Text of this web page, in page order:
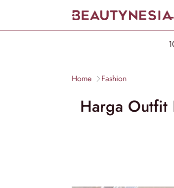
Home Fashion
Harga Outfit